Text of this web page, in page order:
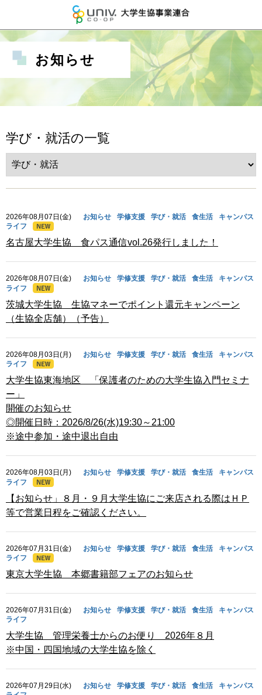
お知らせ
学び・就活の一覧
2026年08月07日(金) お知らせ 学修支援 学び・就活 食生活
キャンパス
ライフ
名古屋大学生協 食パス通信vol.26発行しました！
2026年08月07日(金) お知らせ 学修支援 学び・就活 食生活
キャンパス
ライフ
茨城大学生協 生協マネーでポイント還元キャンペーン
（生協全店舗）（予告）
2026年08月03日(月) お知らせ 学修支援 学び・就活 食生活
キャンパス
ライフ
大学生協東海地区 「保護者のための大学生協入門セミナ
ー」
開催のお知らせ
◎開催日時：2026/8/26(水)19:30～21:00
※途中参加・途中退出自由
2026年08月03日(月) お知らせ 学修支援 学び・就活 食生活
キャンパス
ライフ
【お知らせ」８月・９月大学生協にご来店される際はＨＰ
等で営業日程をご確認ください。
2026年07月31日(金) お知らせ 学修支援 学び・就活 食生活
キャンパス
ライフ
東京大学生協 本郷書籍部フェアのお知らせ
2026年07月31日(金) お知らせ 学修支援 学び・就活 食生活
キャンパス
ライフ
大学生協 管理栄養士からのお便り 2026年８月
※中国・四国地域の大学生協を除く
2026年07月29日(水) お知らせ 学修支援 学び・就活 食生活
キャンパス